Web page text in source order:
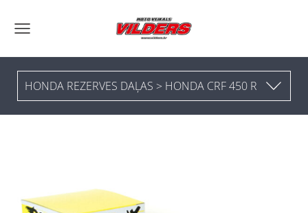
HONDA REZERVES DAĻAS > HONDA CRF 450 R